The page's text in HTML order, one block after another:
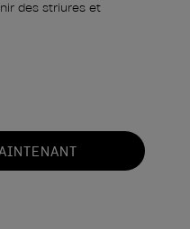
des striures et